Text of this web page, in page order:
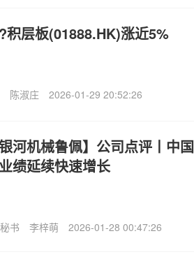
积层板(01888.HK)涨近5%
陈淑庄 2026-01-29 20:52:26
河机械鲁佩】公司点评丨中
绩延续快速增长
书 李梓萌 2026-01-28 00:47:26